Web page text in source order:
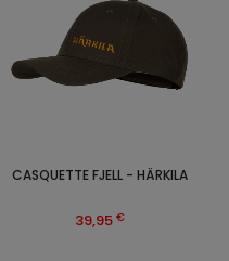
CASQUETTE FJELL - HÄRKILA
39,95 €